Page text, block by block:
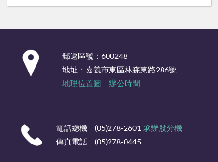
郵遞區號：600248
地址：嘉義市東區林森東路286號
地理位置圖
辦公時間
電話總機：(05)278-2601 承辦股分機
傳真電話：(05)278-0445